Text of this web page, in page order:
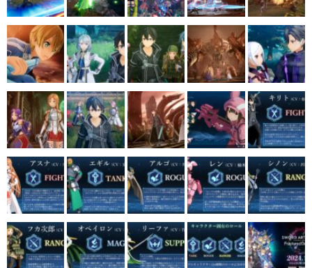
運営：株式会社マレ